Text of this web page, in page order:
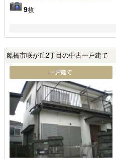
9枚
船橋市咲が丘2丁目の中古一戸建て
一戸建て